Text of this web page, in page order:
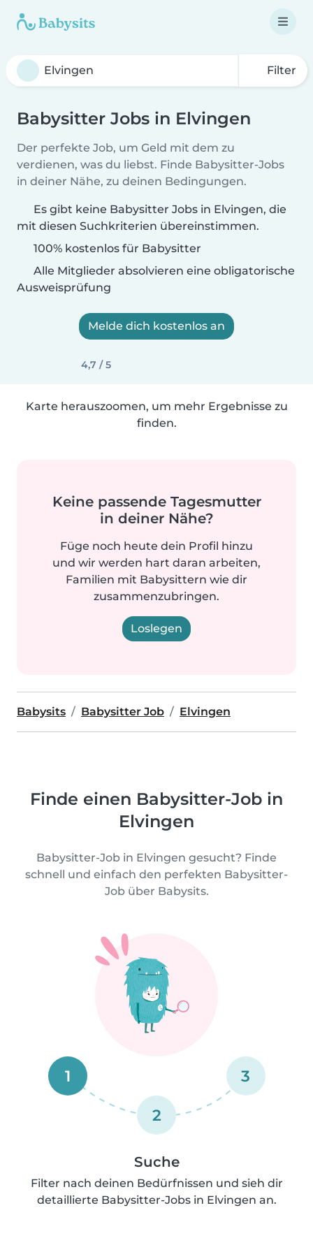
Filter
Babysitter Jobs in Elvingen
Der perfekte Job, um Geld mit dem zu
verdienen, was du liebst. Finde Babysitter-Jobs
in deiner Nähe, zu deinen Bedingungen.
Es gibt keine Babysitter Jobs in Elvingen, die
mit diesen Suchkriterien übereinstimmen.
100% kostenlos für Babysitter
Alle Mitglieder absolvieren eine obligatorische
Ausweisprüfung
Melde dich kostenlos an
4,7 / 5
Karte herauszoomen, um mehr Ergebnisse zu
finden.
Keine passende Tagesmutter
in deiner Nähe?
Füge noch heute dein Profil hinzu
und wir werden hart daran arbeiten,
Familien mit Babysittern wie dir
zusammenzubringen.
Loslegen
Babysits Babysitter Job Elvingen
Finde einen Babysitter-Job in
Elvingen
Babysitter-Job in Elvingen gesucht? Finde
schnell und einfach den perfekten Babysitter-
Job über Babysits.
1
2
3
Suche
Filter nach deinen Bedürfnissen und sieh dir
detaillierte Babysitter-Jobs in Elvingen an.